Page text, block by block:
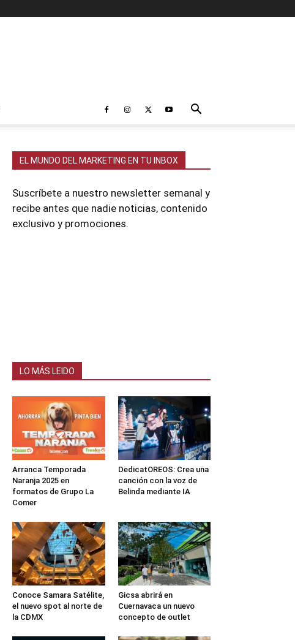
EL MUNDO DEL MARKETING EN TU INBOX
Suscríbete a nuestro newsletter semanal y
recibe antes que nadie noticias, contenido
exclusivo y promociones.
LO MÁS LEIDO
Arranca Temporada
Naranja 2025 en
formatos de Grupo La
Comer
DedicatOREOS: Crea una
canción con la voz de
Belinda mediante IA
Conoce Samara Satélite,
el nuevo spot al norte de
la CDMX
Gicsa abrirá en
Cuernavaca un nuevo
concepto de outlet